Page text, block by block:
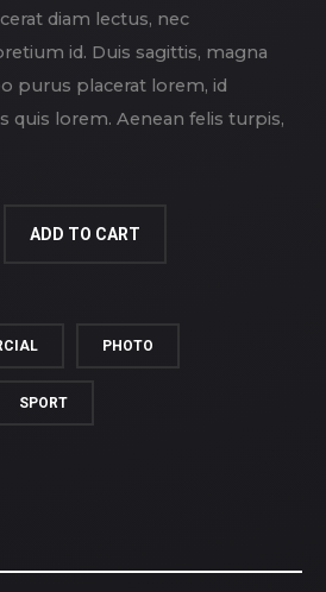
diam lectus, nec
id. Duis sagittis, magna
purus placerat lorem, id
quis lorem. Aenean felis turpis,
ADD TO CART
PHOTO
SPORT